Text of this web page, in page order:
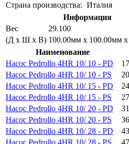
Страна производства: Италия
Информация
Вес
29.100
(Д х Ш х В) 100.00мм x 100.00мм
Наименование
Насос Pedrollo 4HR 10/ 10 - PD
Насос Pedrollo 4HR 10/ 10 - PS
Насос Pedrollo 4HR 10/ 15 - PD
Насос Pedrollo 4HR 10/ 15 - PS
Насос Pedrollo 4HR 10/ 20 - PD
Насос Pedrollo 4HR 10/ 20 - PS
Насос Pedrollo 4HR 10/ 28 - PD